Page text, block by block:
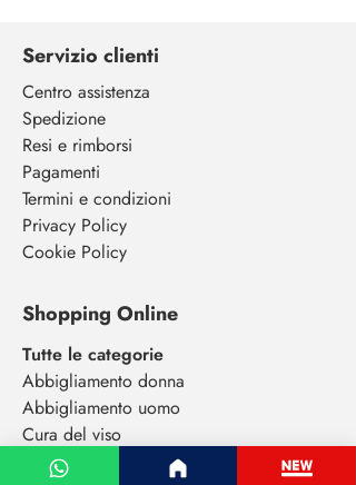
Servizio clienti
Centro assistenza
Spedizione
Resi e rimborsi
Pagamenti
Termini e condizioni
Privacy Policy
Cookie Policy
Shopping Online
Tutte le categorie
Abbigliamento donna
Abbigliamento uomo
Cura del viso
Extensions capelli